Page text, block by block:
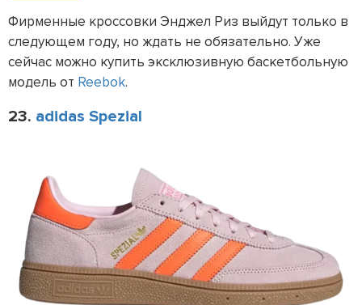
Фирменные кроссовки Энджел Риз выйдут только в
следующем году, но ждать не обязательно. Уже
сейчас можно купить эксклюзивную баскетбольную
модель от Reebok.
23. adidas Spezial